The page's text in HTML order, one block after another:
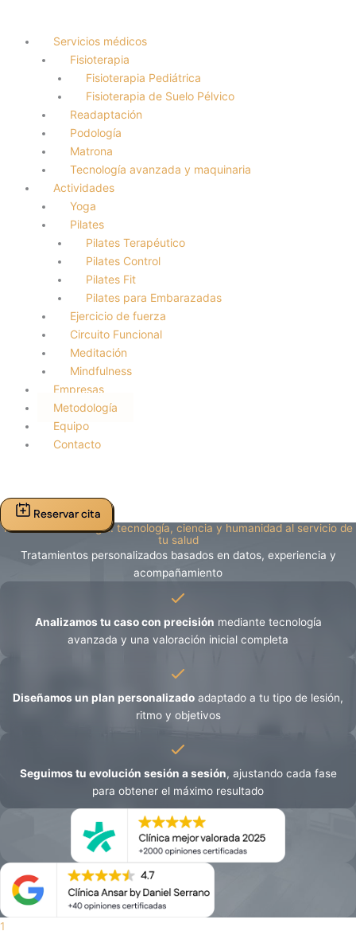
Servicios médicos
Fisioterapia
Fisioterapia Pediátrica
Fisioterapia de Suelo Pélvico
Readaptación
Podología
Matrona
Tecnología avanzada y maquinaria
Actividades
Yoga
Pilates
Pilates Terapéutico
Pilates Control
Pilates Fit
Pilates para Embarazadas
Ejercicio de fuerza
Circuito Funcional
Meditación
Mindfulness
Empresas
Metodología
Equipo
Contacto
Reservar cita
Nuestra metodología: tecnología, ciencia y humanidad al servicio de
tu salud
Tratamientos personalizados basados en datos, experiencia y
acompañamiento
Analizamos tu caso con precisión mediante tecnología
avanzada y una valoración inicial completa
Diseñamos un plan personalizado adaptado a tu tipo de lesión,
ritmo y objetivos
Seguimos tu evolución sesión a sesión, ajustando cada fase
para obtener el máximo resultado
1